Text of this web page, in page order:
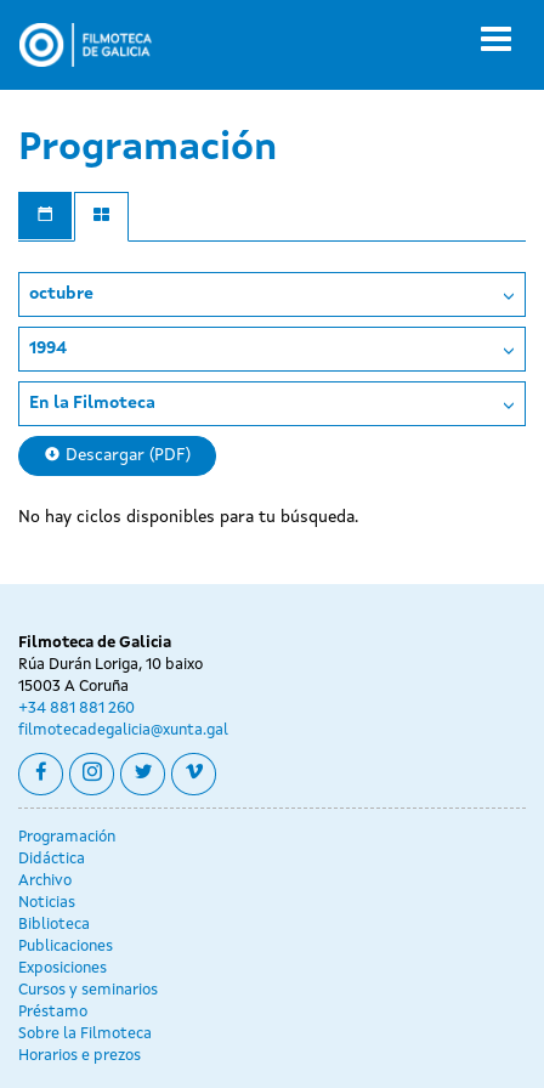
contenido
Programación
octubre
1994
En la Filmoteca
Descargar (PDF)
No hay ciclos disponibles para tu búsqueda.
Filmoteca de Galicia
Rúa Durán Loriga, 10 baixo
15003 A Coruña
+34 881 881 260
filmotecadegalicia@xunta.gal
facebookinstagram
twittervimeo
Programación
Didáctica
Archivo
Noticias
Biblioteca
Publicaciones
Exposiciones
Cursos y seminarios
Préstamo
Sobre la Filmoteca
Horarios e prezos